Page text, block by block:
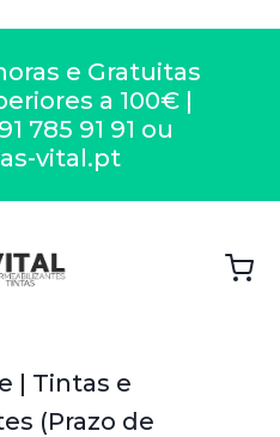
e Gratuitas
a 100€ |
785 91 91 ou
vital.pt
| Tintas e
(Prazo de